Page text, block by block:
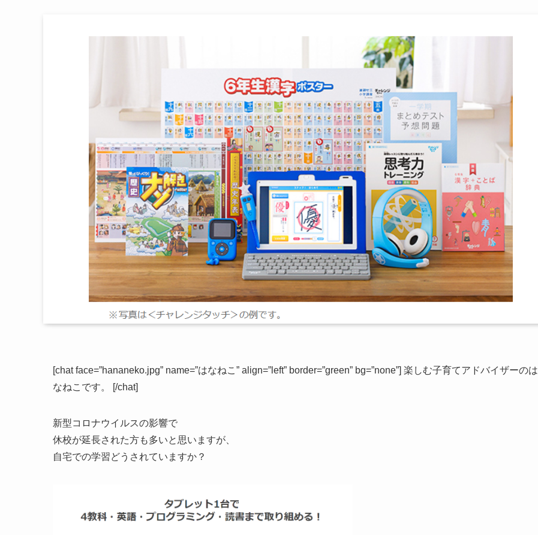
[chat face=”hananeko.jpg” name=”はなねこ” align=”left” border=”green” bg=”none”] 楽しむ子育てアドバイザーのは
なねこです。 [/chat]
新型コロナウイルスの影響で
休校が延長された方も多いと思いますが、
自宅での学習どうされていますか？